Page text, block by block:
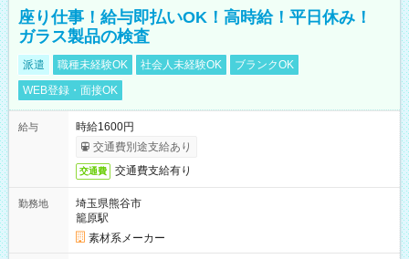
座り仕事！給与即払いOK！高時給！平日休み！
ガラス製品の検査
派遣 職種未経験OK 社会人未経験OK
ブランクOK
WEB登録・面接OK
給与
時給1600円
交通費別途支給あり
交通費 交通費支給有り
勤務地
埼玉県熊谷市
籠原駅
素材系メーカー